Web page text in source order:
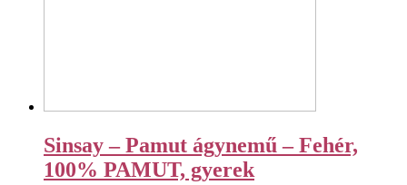
Sinsay – Pamut ágynemű – Fehér,
100% PAMUT, gyerek